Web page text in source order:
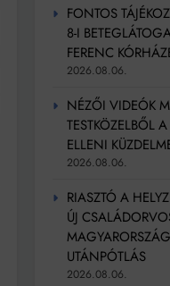
FONTOS
8-I
FERENC
2026.08.06.
NÉZŐI VIDEÓK
TESTKÖZELBŐL
ELLENI
2026.08.06.
RIASZTÓ A
ÚJ
UTÁNPÓTLÁS
2026.08.06.